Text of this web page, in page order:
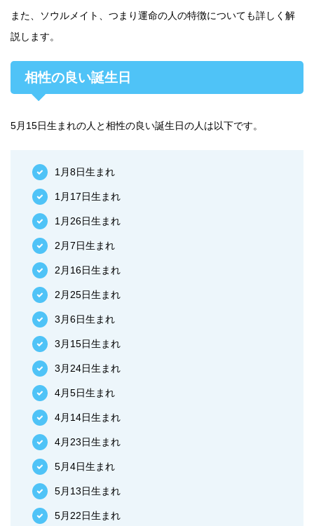
また、ソウルメイト、つまり運命の人の特徴についても詳しく解
説します。
相性の良い誕生日
5月15日生まれの人と相性の良い誕生日の人は以下です。
1月8日生まれ
1月17日生まれ
1月26日生まれ
2月7日生まれ
2月16日生まれ
2月25日生まれ
3月6日生まれ
3月15日生まれ
3月24日生まれ
4月5日生まれ
4月14日生まれ
4月23日生まれ
5月4日生まれ
5月13日生まれ
5月22日生まれ